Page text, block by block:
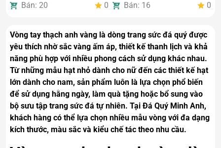
Bán: 20
0
Bán: 16
0
Vòng tay thạch anh vàng là dòng trang sức đá quý được
yêu thích nhờ sắc vàng ấm áp, thiết kế thanh lịch và khả
năng phù hợp với nhiều phong cách sử dụng khác nhau.
Từ những mẫu hạt nhỏ dành cho nữ đến các thiết kế hạt
lớn dành cho nam, sản phẩm luôn là lựa chọn phổ biến
để sử dụng hằng ngày, làm quà tặng hoặc bổ sung vào
bộ sưu tập trang sức đá tự nhiên. Tại Đá Quý Minh Anh,
khách hàng có thể lựa chọn nhiều mẫu vòng với đa dạng
kích thước, màu sắc và kiểu chế tác theo nhu cầu.